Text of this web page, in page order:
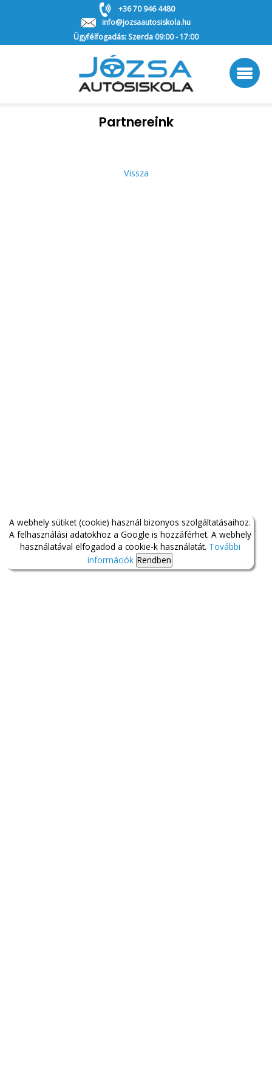
+36 70 946 4480
info@jozsaautosiskola.hu
Ügyfélfogadás: Szerda 09:00 - 17:00
Partnereink
Vissza
A webhely sütiket (cookie) használ bizonyos szolgáltatásaihoz.
A felhasználási adatokhoz a Google is hozzáférhet. A webhely
használatával elfogadod a cookie-k használatát. További
információk